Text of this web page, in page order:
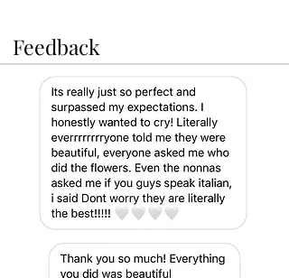
Feedback